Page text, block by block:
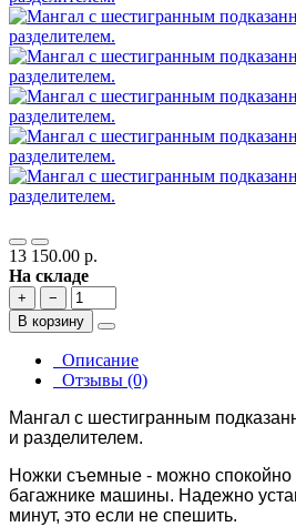
13 150.00 р.
На складе
+
−
В корзину
Описание
Отзывы (0)
Мангал с шестигранным
и разделителем.
Ножки съемные - можно спокойно
багажнике машины. Надежно
минут, это если не спешить.